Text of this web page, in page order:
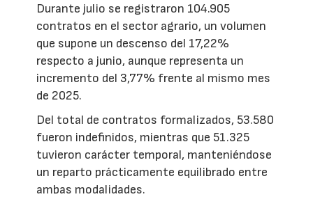
Durante julio se registraron 104.905
contratos en el sector agrario, un volumen
que supone un descenso del 17,22%
respecto a junio, aunque representa un
incremento del 3,77% frente al mismo mes
de 2025.
Del total de contratos formalizados, 53.580
fueron indefinidos, mientras que 51.325
tuvieron carácter temporal, manteniéndose
un reparto prácticamente equilibrado entre
ambas modalidades.